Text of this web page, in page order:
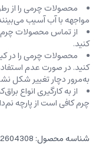
محصولات چرمی را از
مواجهه با آب آسیب
از تماس محصولات چرم
کنید.
محصولات چرمی را در
کنید. در صورت عدم
به‌مرور دچار تغییر شکل
از به کارگیری انواع
چرم کافی است از پارچه‌
شناسه محصول: 3